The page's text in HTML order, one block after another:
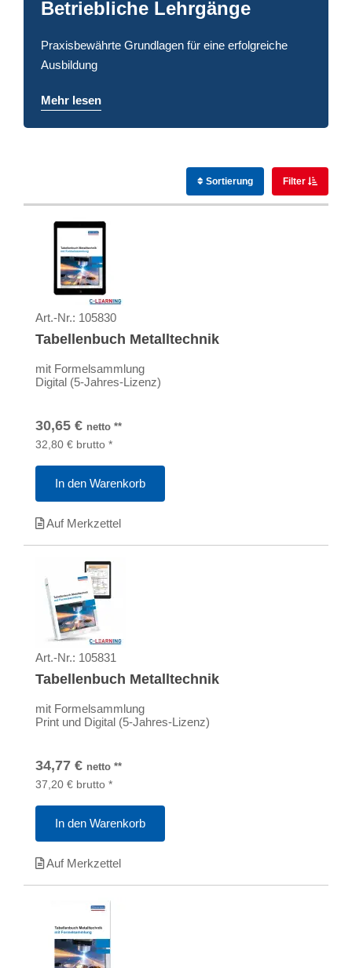
Betriebliche Lehrgänge
Praxisbewährte Grundlagen für eine erfolgreiche
Ausbildung
Mehr lesen
Sortierung Filter
Art.-Nr.: 105830
Tabellenbuch Metalltechnik
mit Formelsammlung
Digital (5-Jahres-Lizenz)
30,65 € netto **
32,80 € brutto *
In den Warenkorb
Auf Merkzettel
Art.-Nr.: 105831
Tabellenbuch Metalltechnik
mit Formelsammlung
Print und Digital (5-Jahres-Lizenz)
34,77 € netto **
37,20 € brutto *
In den Warenkorb
Auf Merkzettel